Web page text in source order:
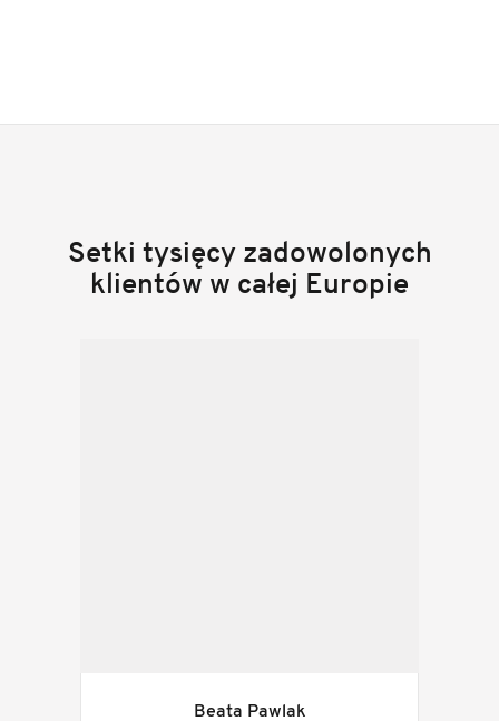
Setki tysięcy zadowolonych
klientów w całej Europie
Beata Pawlak